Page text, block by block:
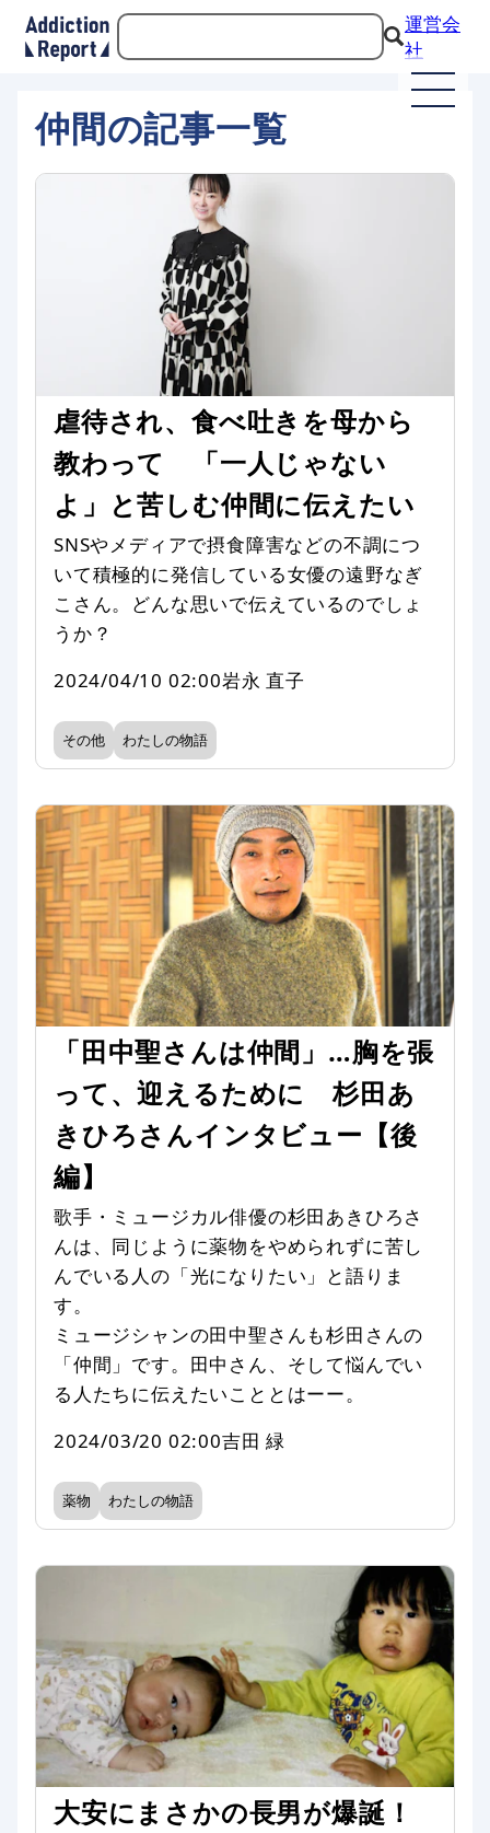
運営会
社
仲間の記事一覧
虐待され、食べ吐きを母から
教わって 「一人じゃない
よ」と苦しむ仲間に伝えたい
SNSやメディアで摂食障害などの不調につ
いて積極的に発信している女優の遠野なぎ
こさん。どんな思いで伝えているのでしょ
うか？
2024/04/10 02:00岩永 直子
その他 わたしの物語
「田中聖さんは仲間」…胸を張
って、迎えるために 杉田あ
きひろさんインタビュー【後
編】
歌手・ミュージカル俳優の杉田あきひろさ
んは、同じように薬物をやめられずに苦し
んでいる人の「光になりたい」と語りま
す。
ミュージシャンの田中聖さんも杉田さんの
「仲間」です。田中さん、そして悩んでい
る人たちに伝えたいこととはーー。
2024/03/20 02:00吉田 緑
薬物 わたしの物語
大安にまさかの長男が爆誕！